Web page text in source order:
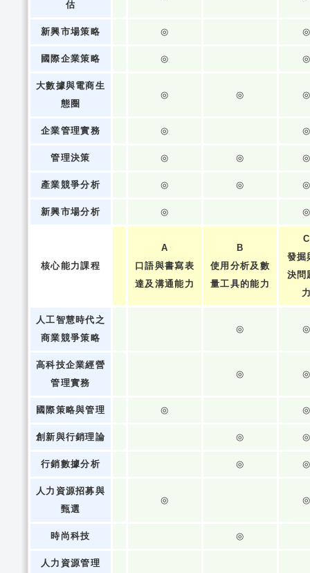
估
新興市場策略 ◎
國際企業策略 ◎
大數據與電商生
態圈
◎ ◎
企業管理實務 ◎
管理決策 ◎ ◎
產業競爭分析 ◎ ◎
新興市場分析 ◎
核心能力課程
A
口語與書寫表
達及溝通能力
B
使用分析及數
量工具的能力
C
發掘
決問
人工智慧時代之
商業競爭策略
◎
高科技企業經營
管理實務
◎
國際策略與管理 ◎
創新與行銷理論 ◎
行銷數據分析 ◎
人力資源招募與
甄選
◎
時尚科技 ◎
人力資源管理